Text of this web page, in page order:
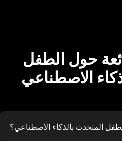
حول الطفل
الاصطناعي
المتحدث بالذكاء الاصطناعي؟